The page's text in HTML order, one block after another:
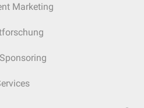
Marketing